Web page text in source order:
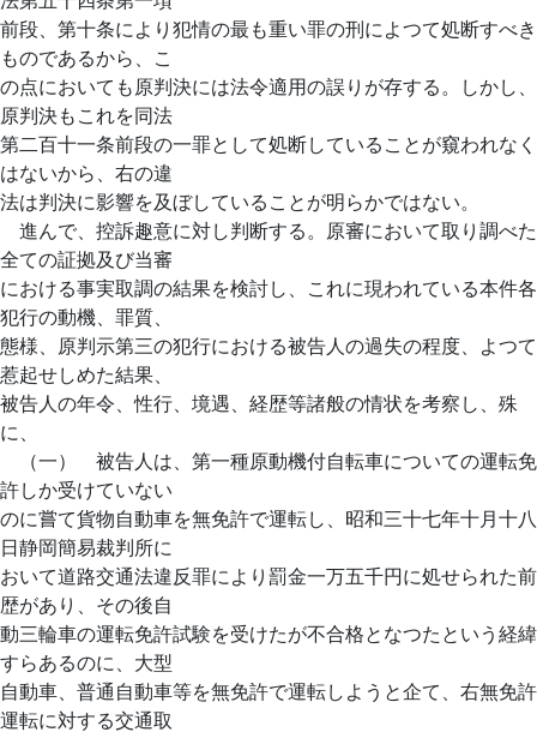
前段、第十条により犯情の最も重い罪の刑によつて処断すべき
ものであるから、こ
の点においても原判決には法令適用の誤りが存する。しかし、
原判決もこれを同法
第二百十一条前段の一罪として処断していることが窺われなく
はないから、右の違
法は判決に影響を及ぼしていることが明らかではない。
進んで、控訴趣意に対し判断する。原審において取り調べた
全ての証拠及び当審
における事実取調の結果を検討し、これに現われている本件各
犯行の動機、罪質、
態様、原判示第三の犯行における被告人の過失の程度、よつて
惹起せしめた結果、
被告人の年令、性行、境遇、経歴等諸般の情状を考察し、殊
に、
（一） 被告人は、第一種原動機付自転車についての運転免
許しか受けていない
のに嘗て貨物自動車を無免許で運転し、昭和三十七年十月十八
日静岡簡易裁判所に
おいて道路交通法違反罪により罰金一万五千円に処せられた前
歴があり、その後自
動三輪車の運転免許試験を受けたが不合格となつたという経緯
すらあるのに、大型
自動車、普通自動車等を無免許で運転しようと企て、右無免許
運転に対する交通取